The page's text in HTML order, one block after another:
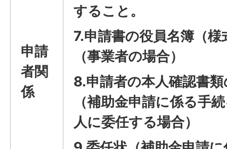
申請
者関
係
すること。
7.申請書の役員名簿（様
（事業者の場合）
8.申請者の本人確認書
（補助金申請に係る手
人に委任する場合）